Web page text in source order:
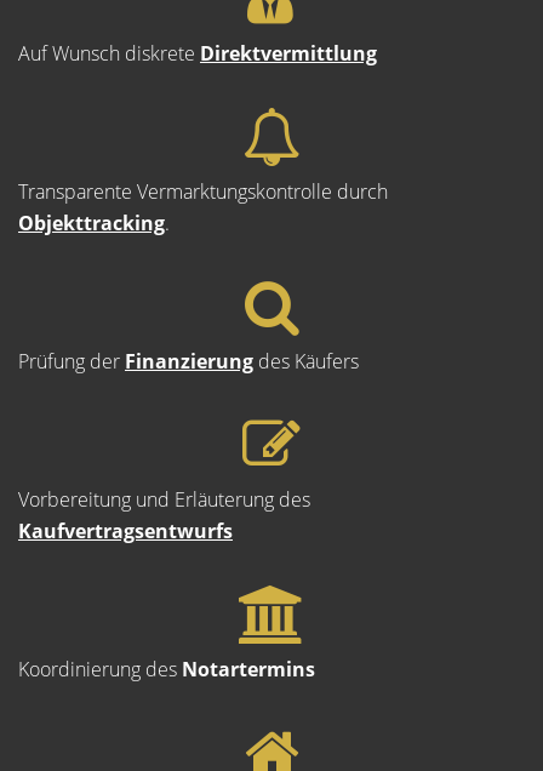
Auf Wunsch diskrete Direktvermittlung
Transparente Vermarktungskontrolle durch
Objekttracking.
Prüfung der Finanzierung des Käufers
Vorbereitung und Erläuterung des
Kaufvertragsentwurfs
Koordinierung des Notartermins